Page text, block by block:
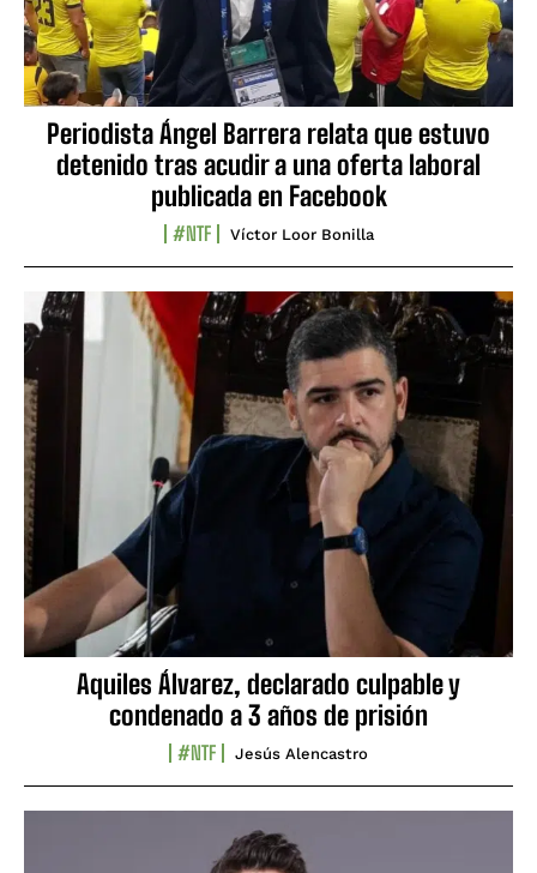
Periodista Ángel Barrera relata que estuvo
detenido tras acudir a una oferta laboral
publicada en Facebook
#NTF Víctor Loor Bonilla
Aquiles Álvarez, declarado culpable y
condenado a 3 años de prisión
#NTF Jesús Alencastro